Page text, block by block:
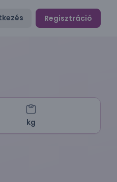
Regisztráció
kg